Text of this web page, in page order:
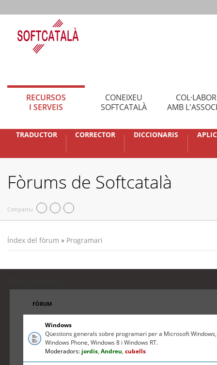
RECURSOS
I SERVEIS
CONEIXEU
SOFTCATALÀ
AMB
TRADUCTOR CORRECTOR DICCIONARIS
Fòrums de Softcatalà
Compartiu
Índex del fòrum » Programari
FÒRUM
Windows
Qüestions generals sobre programari per a Microsoft Windows,
Windows Phone, Windows 8 i Windows RT.
Moderadors: jordis,Andreu,cubells